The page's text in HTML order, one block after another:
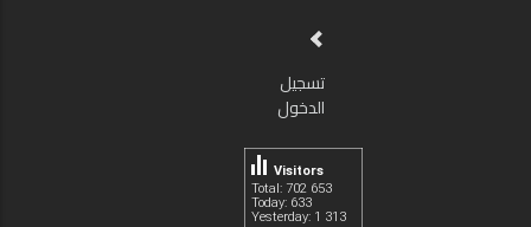
تسجيل
الدخول
Total: 702 653
Today: 633
Yesterday: 1 313
Visitors